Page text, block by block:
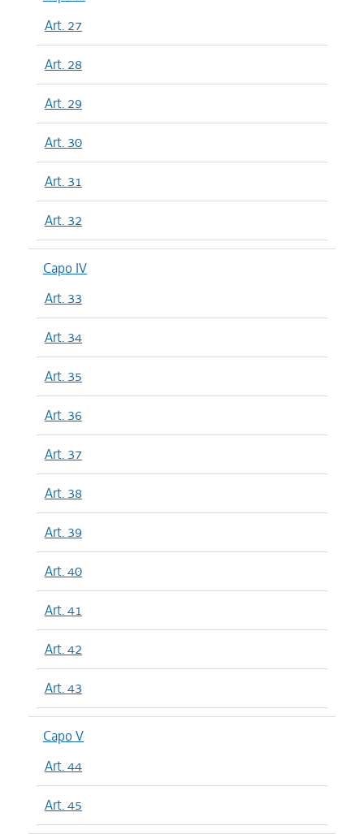
Art. 27
Art. 28
Art. 29
Art. 30
Art. 31
Art. 32
Capo IV
Art. 33
Art. 34
Art. 35
Art. 36
Art. 37
Art. 38
Art. 39
Art. 40
Art. 41
Art. 42
Art. 43
Capo V
Art. 44
Art. 45